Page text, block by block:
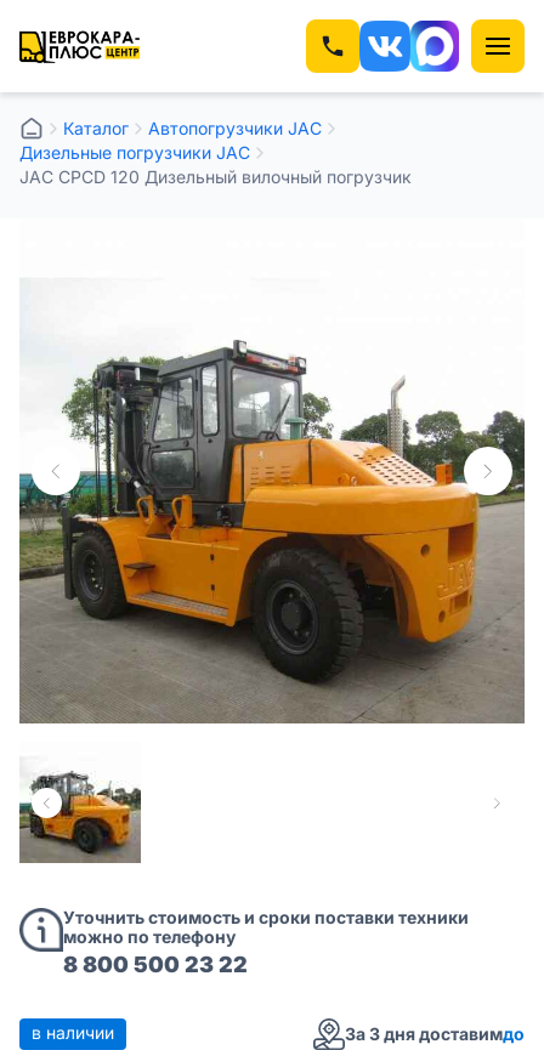
Каталог
Автопогрузчики JAC
Дизельные погрузчики JAC
JAC CPCD 120 Дизельный вилочный погрузчик
Уточнить стоимость и сроки поставки техники
можно по телефону
8 800 500 23 22
в наличии За 3 дня доставимдо